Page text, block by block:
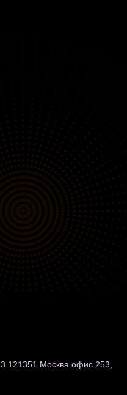
121351 Москва офис 253,